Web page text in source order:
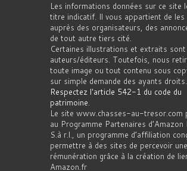
Les informations données sur ce site
titre indicatif. Il vous appartient de les
auprès des organisateurs, des
de tout autre tiers cité.
Certaines illustrations et extraits
auteurs/éditeurs. Toutefois, nous
toute image ou tout contenu sous
sur simple demande des ayants droits.
Respectez l'article 542-1 du code du
patrimoine.
Le site www.chasses-au-tresor.com
au Programme Partenaires d’Amazon
S.à r.l., un programme d’affiliation
permettre à des sites de percevoir une
rémunération grâce à la création de
Amazon.fr